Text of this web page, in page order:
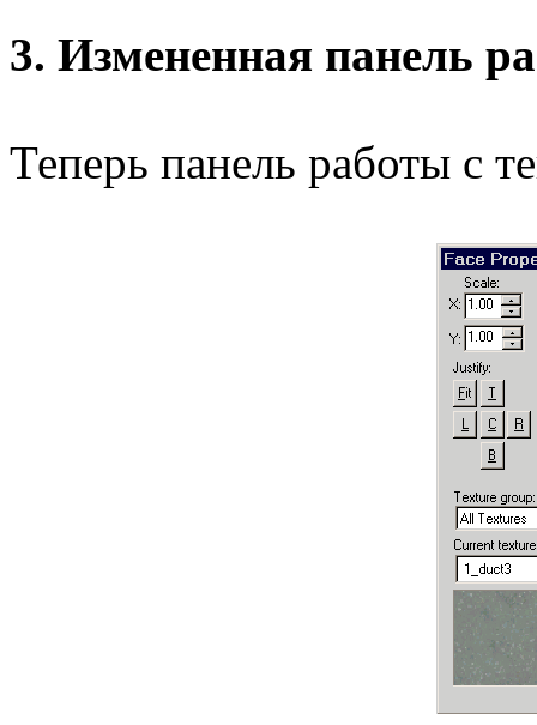
3. Измененная панель
Теперь панель работы с